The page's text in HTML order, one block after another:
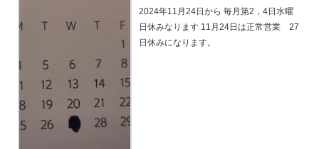
2024年11月24日から 毎月第2，4日水曜
日休みなります 11月24日は正常営業 27
日休みになります。